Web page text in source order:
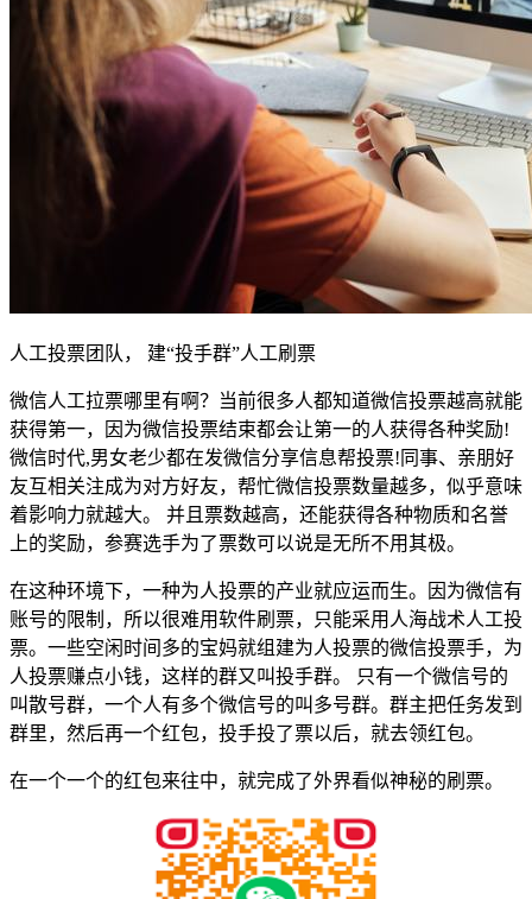
人工投票团队， 建“投手群”人工刷票
微信人工拉票哪里有啊？当前很多人都知道微信投票越高就能
获得第一，因为微信投票结束都会让第一的人获得各种奖励!
微信时代,男女老少都在发微信分享信息帮投票!同事、亲朋好
友互相关注成为对方好友，帮忙微信投票数量越多，似乎意味
着影响力就越大。 并且票数越高，还能获得各种物质和名誉
上的奖励，参赛选手为了票数可以说是无所不用其极。
在这种环境下，一种为人投票的产业就应运而生。因为微信有
账号的限制，所以很难用软件刷票，只能采用人海战术人工投
票。一些空闲时间多的宝妈就组建为人投票的微信投票手，为
人投票赚点小钱，这样的群又叫投手群。 只有一个微信号的
叫散号群，一个人有多个微信号的叫多号群。群主把任务发到
群里，然后再一个红包，投手投了票以后，就去领红包。
在一个一个的红包来往中，就完成了外界看似神秘的刷票。